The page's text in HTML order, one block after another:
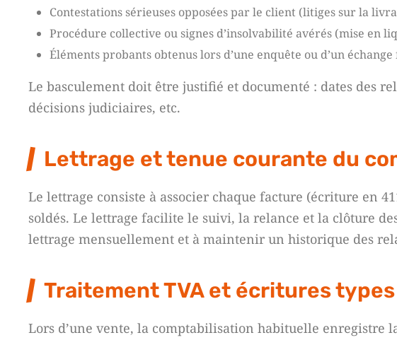
Contestations sérieuses opposées par le client (litiges sur la
Procédure collective ou signes d’insolvabilité avérés (mise en
Éléments probants obtenus lors d’une enquête ou d’un
Le basculement doit être justifié et documenté : dates des
décisions judiciaires, etc.
Lettrage et tenue courante du
Le lettrage consiste à associer chaque facture (écriture en
soldés. Le lettrage facilite le suivi, la relance et la clôture
lettrage mensuellement et à maintenir un historique des
Traitement TVA et écritures types
Lors d’une vente, la comptabilisation habituelle enregistre